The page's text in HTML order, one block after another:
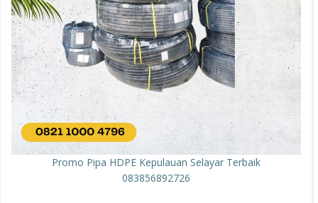
Promo Pipa HDPE Kepulauan Selayar Terbaik
083856892726